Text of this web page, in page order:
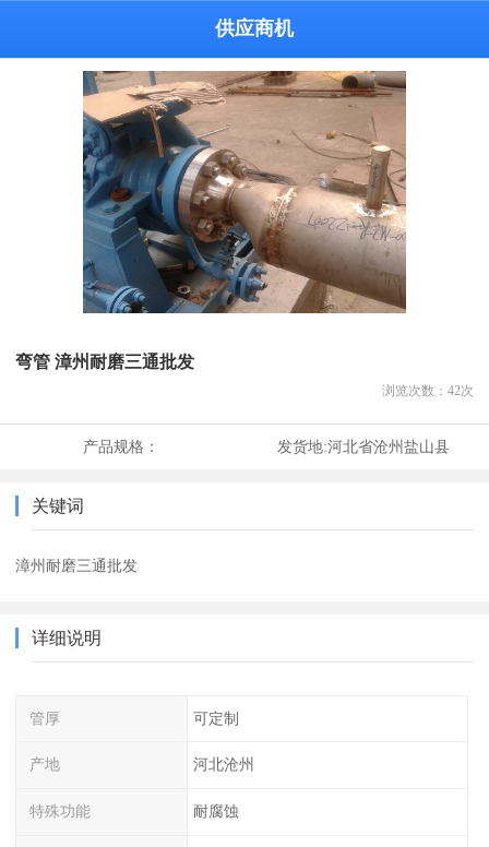
供应商机
弯管 漳州耐磨三通批发
浏览次数： 42次
产品规格： 发货地:河北省沧州盐山县
关键词
漳州耐磨三通批发
详细说明
管厚 可定制
产地 河北沧州
特殊功能 耐腐蚀